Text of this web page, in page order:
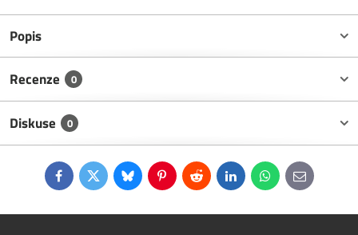
Popis
Recenze 0
Diskuse 0
FacebookTwitterBlueskyPinterestReddit LinkedInWhatsApp
E-
mail